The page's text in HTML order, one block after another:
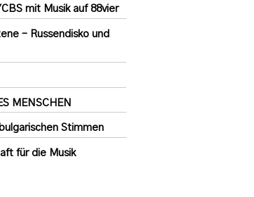
mit Musik auf 88vier
– Russendisko und
MENSCHEN
Stimmen
für die Musik